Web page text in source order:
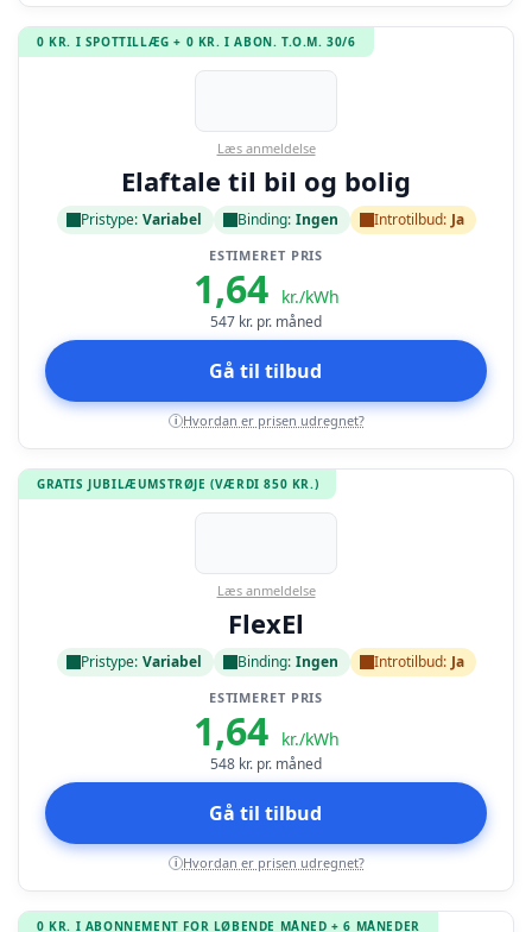
0 KR. I SPOTTILLÆG + 0 KR. I ABON. T.O.M. 30/6
Læs anmeldelse
Elaftale til bil og bolig
Pristype: Variabel Binding: Ingen Introtilbud: Ja
ESTIMERET PRIS
1,64 kr./kWh
547 kr. pr. måned
Gå til tilbud
i Hvordan er prisen udregnet?
GRATIS JUBILÆUMSTRØJE (VÆRDI 850 KR.)
Læs anmeldelse
FlexEl
Pristype: Variabel Binding: Ingen Introtilbud: Ja
ESTIMERET PRIS
1,64 kr./kWh
548 kr. pr. måned
Gå til tilbud
i Hvordan er prisen udregnet?
0 KR. I ABONNEMENT FOR LØBENDE MÅNED + 6 MÅNEDER